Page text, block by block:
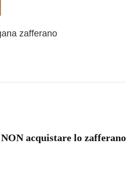
zafferano
acquistare lo